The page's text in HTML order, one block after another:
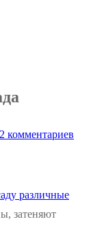
комментариев
различные
затеняют